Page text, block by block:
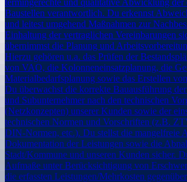
Baustellen verantwortlich. Du erkennst
und leitest umgehend Maßnahmen zur
Einhaltung der vertraglichen Vereinbarungen
übernimmst die Planung und
Hierzu gehören u.a. das Prüfen der
von VAO, die Kolonneneinsatzplanung, die
Materialbedarfsplanung sowie das Erstellen
Du überwachst die korrekte Bauausführung
und Subunternehmer nach den technischen
(Netzkonzepten) unserer Kunden sowie der
technischen Normen und Vorschriften (z.B.
DIN-Normen, etc.). Du stellst die mangelfreie
Dokumentation der Leistungen sowie die
Stadt/Kommune und unseren Kunden sicher.
Aufmaße unter Berücksichtigung von
die erfassten Leistungen/Mehrkosten